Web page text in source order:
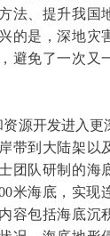
法、提升我国
的是，深地灾
避免了一次又
源开发进入
带到大陆架以
团队研制的海
米海底，实现
容包括海底沉